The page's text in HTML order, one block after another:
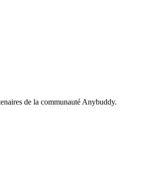
de la communauté Anybuddy.